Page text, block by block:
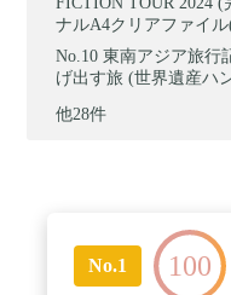
ナルA4クリアファイル
東南アジア旅行
げ出す旅 (世界遺産ハ
他28件
No.1 100